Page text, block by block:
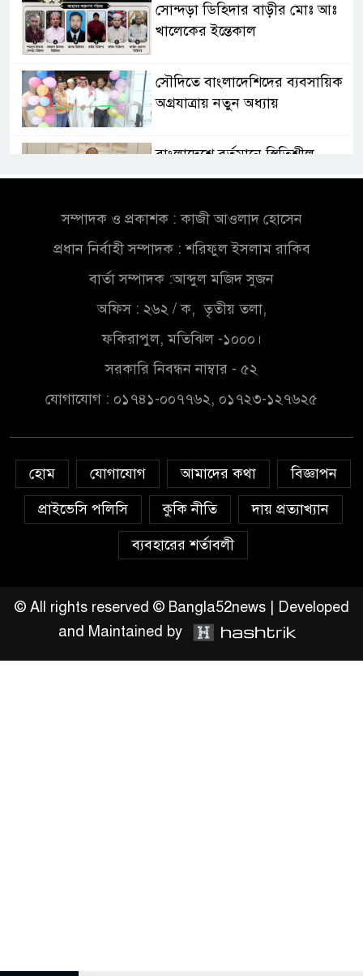
সোন্দড়া ডিহিদার বাড়ীর মোঃ আঃ
খালেকের ইন্তেকাল
সৌদিতে বাংলাদেশিদের ব্যবসায়িক
অগ্রযাত্রায় নতুন অধ্যায়
বাংলাদেশে বর্তমানে স্থিতিশীল
সরকার,প্রবাসীদের বিনিয়োগের
সরকার,প্রবাসীদের বিনিয়োগের
এখনই উপযুক্ত সময়
চাঁদপুরে মাটির নিচে গাঁজার ড্রাম,
মাদক কারবারি আটক
সংশোধনের দাবিতে ফরিদগঞ্জে
অনলাইন জুয়ার অবৈধ লেনদেনে
জড়িয়ে পড়ছে স্থানীয় বিকাশ এজেন্ট;
ক্ষুব্ধ এলাকাবাসী।।
জিয়ানগরের বলেশ্বর নদীতে যৌথ
সম্পাদক ও প্রকাশক : কাজী আওলাদ হোসেন
প্রধান নির্বাহী সম্পাদক : শরিফুল ইসলাম রাকিব
বার্তা সম্পাদক :আব্দুল মজিদ সুজন
অফিস : ২৬২ / ক, তৃতীয় তলা,
ফকিরাপুল, মতিঝিল -১০০০।
সরকারি নিবন্ধন নাম্বার - ৫২
যোগাযোগ : ০১৭৪১-০০৭৭৬২, ০১৭২৩-১২৭৬২৫
হোম যোগাযোগ আমাদের কথা
বিজ্ঞাপন
প্রাইভেসি পলিসি
কুকি নীতি
দায় প্রত্যাখ্যান
ব্যবহারের শর্তাবলী
© All rights reserved © Bangla52news | Developed
and Maintained by